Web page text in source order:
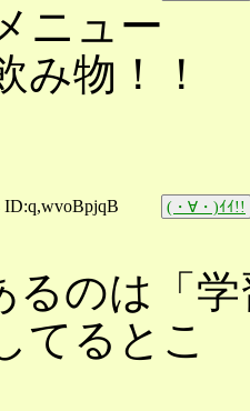
ニュー
み物！！
ID:q,wvoBpjqB (・∀・)ｲｲ!!
るのは「
てるとこ